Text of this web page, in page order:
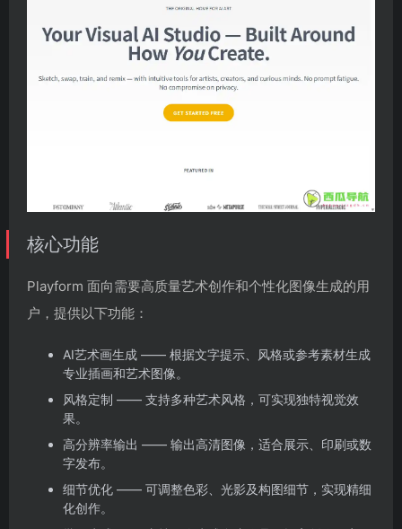
核心功能
Playform 面向需要高质量艺术创作和个性化图像生成的用
户，提供以下功能：
AI艺术画生成 —— 根据文字提示、风格或参考素材生成
专业插画和艺术图像。
风格定制 —— 支持多种艺术风格，可实现独特视觉效
果。
高分辨率输出 —— 输出高清图像，适合展示、印刷或数
字发布。
细节优化 —— 可调整色彩、光影及构图细节，实现精细
化创作。